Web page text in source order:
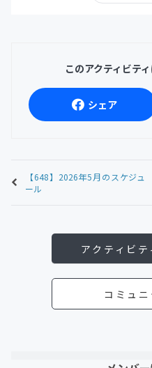
このアクティビテ
シェア
【648】2026年5月のスケジュ
ール
アクティビ
コミュ